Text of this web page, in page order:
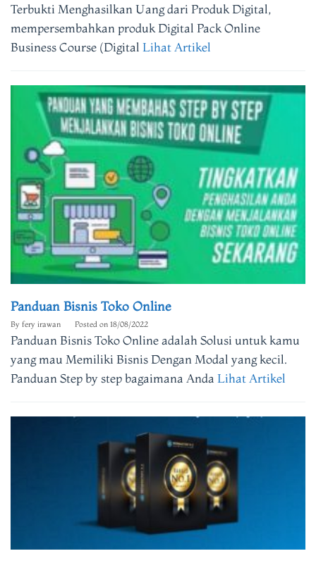
Terbukti Menghasilkan Uang dari Produk Digital,
mempersembahkan produk Digital Pack Online
Business Course (Digital Lihat Artikel
Panduan Bisnis Toko Online
By fery irawan Posted on 18/08/2022
Panduan Bisnis Toko Online adalah Solusi untuk kamu
yang mau Memiliki Bisnis Dengan Modal yang kecil.
Panduan Step by step bagaimana Anda Lihat Artikel